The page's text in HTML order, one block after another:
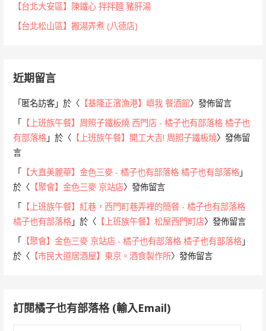
【台北大安區】陳鐵心 拌拌麵 豬肝湯
【台北松山區】搬湯弄煮 (八德店)
近期留言
「匿名訪客 」於〈 【基隆正濱漁港】嶼我 餐酒館〉發佈留言
「 【上班族午餐】周照子鐵板燒 西門店 - 橘子也有部落格 橘子也
有部落格 」於〈 【上班族午餐】開工大吉! 周照子鐵板燒〉發佈留
言
「 【大直美麗華】金色三麥 - 橘子也有部落格 橘子也有部落格 」
於〈 【聚會】金色三麥 京站店〉發佈留言
「 【上班族午餐】紅巷，西門町巷弄裡的簡餐 - 橘子也有部落格
橘子也有部落格 」於〈 【上班族午餐】松屋西門町店〉發佈留言
「 【聚會】金色三麥 京站店 - 橘子也有部落格 橘子也有部落格 」
於〈 【市民大道居酒屋】東京。酒食製作所〉發佈留言
訂閱橘子也有部落格 (輸入Email)